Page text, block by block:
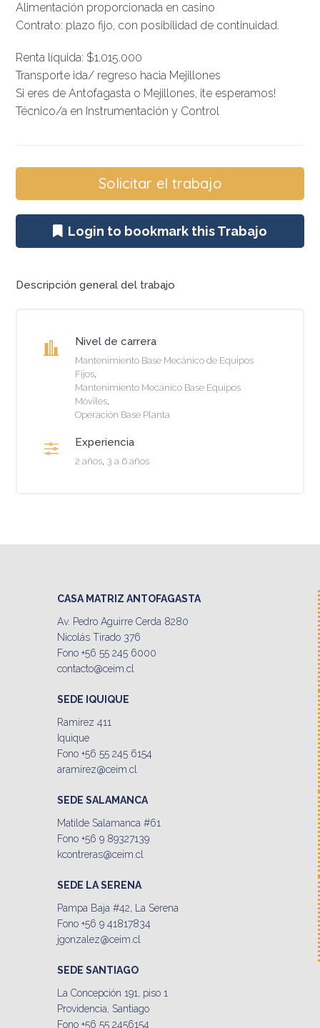
Alimentación proporcionada en casino
Contrato: plazo fijo, con posibilidad de continuidad.
Renta líquida: $1.015.000
Transporte ida/ regreso hacia Mejillones
Si eres de Antofagasta o Mejillones, ¡te esperamos!
Técnico/a en Instrumentación y Control
Login to bookmark this Trabajo
Descripción general del trabajo
Nivel de carrera
Mantenimiento Base Mecánico de Equipos
Fijos
Mantenimiento Mecánico Base Equipos
Móviles
Operación Base Planta
Experiencia
2 años 3 a 6 años
CASA MATRIZ ANTOFAGASTA
Av. Pedro Aguirre Cerda 8280
Nicolás Tirado 376
Fono +56 55 245 6000
contacto@ceim.cl
SEDE IQUIQUE
Ramirez 411
Iquique
Fono +56 55 245 6154
aramirez@ceim.cl
SEDE SALAMANCA
Matilde Salamanca #61
Fono +56 9 89327139
kcontreras@ceim.cl
SEDE LA SERENA
Pampa Baja #42, La Serena
Fono +56 9 41817834
jgonzalez@ceim.cl
SEDE SANTIAGO
La Concepción 191, piso 1
Providencia, Santiago
Fono +56 55 2456154